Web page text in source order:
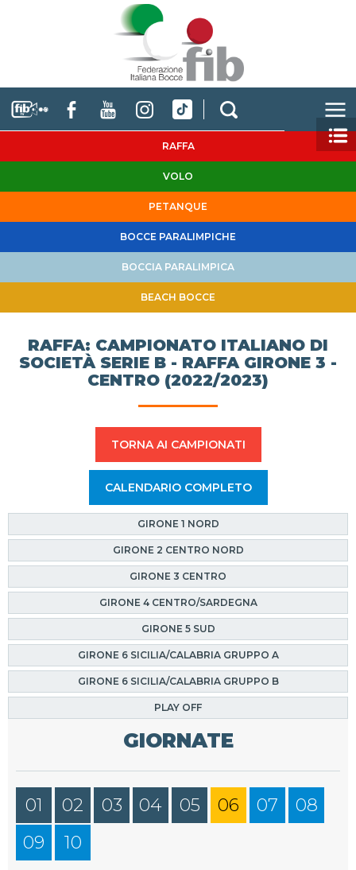
RAFFA
VOLO
PETANQUE
BOCCE PARALIMPICHE
BOCCIA PARALIMPICA
BEACH BOCCE
RAFFA: CAMPIONATO ITALIANO DI
SOCIETÀ SERIE B - RAFFA GIRONE 3 -
CENTRO (2022/2023)
TORNA AI CAMPIONATI
CALENDARIO COMPLETO
GIRONE 1 NORD
GIRONE 2 CENTRO NORD
GIRONE 3 CENTRO
GIRONE 4 CENTRO/SARDEGNA
GIRONE 5 SUD
GIRONE 6 SICILIA/CALABRIA GRUPPO A
GIRONE 6 SICILIA/CALABRIA GRUPPO B
PLAY OFF
GIORNATE
01 02 03 04 05 06 07
08
09
10